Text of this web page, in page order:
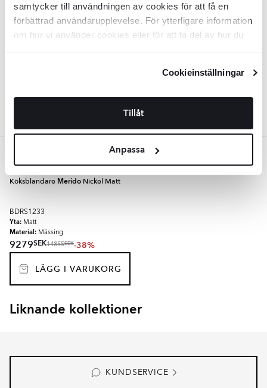
samtycker till användningen av cookies för att få en
förbättrad användarupplevelse. För ytterligare information
om hur vi använder cookies eller för att ta del av hur du
Cookieinställningar
Tillåt
Anpassa
KöksblandareMeridoSvart Matt
BDRS1232
Borstat Krom
Köksblandare Merido Nickel Matt
BDRS1233
Yta: Matt
Material: Mässing
9279SEK14855SEK-38%
LÄGG I VARUKORG
Liknande kollektioner
BEND
KUNDSERVICE